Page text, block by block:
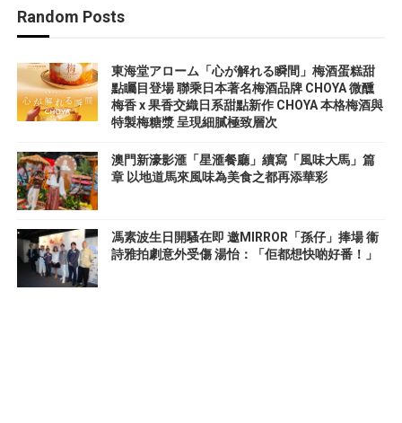
Random Posts
東海堂アローム「心が解れる瞬間」梅酒蛋糕甜
點矚目登場 聯乘日本著名梅酒品牌 CHOYA 微醺
梅香 x 果香交織日系甜點新作 CHOYA 本格梅酒與
特製梅糖漿 呈現細膩極致層次
澳門新濠影滙「星滙餐廳」續寫「風味大馬」篇
章 以地道馬來風味為美食之都再添華彩
馮素波生日開騷在即 邀MIRROR「孫仔」捧場 衞
詩雅拍劇意外受傷 湯怡：「佢都想快啲好番！」